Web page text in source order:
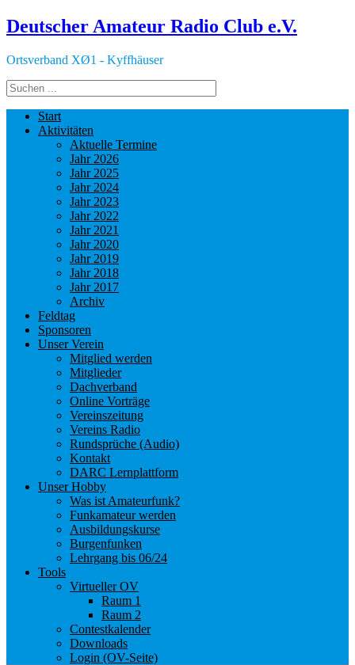
Deutscher Amateur Radio Club e.V.
Ortsverband XØ1 - Kyffhäuser
Start
Aktivitäten
Aktuelle Termine
Jahr 2026
Jahr 2025
Jahr 2024
Jahr 2023
Jahr 2022
Jahr 2021
Jahr 2020
Jahr 2019
Jahr 2018
Jahr 2017
Archiv
Feldtag
Sponsoren
Unser Verein
Mitglied werden
Mitglieder
Dachverband
Online Vorträge
Vereinszeitung
Vereins Radio
Rundsprüche (Audio)
Kontakt
DARC Lernplattform
Unser Hobby
Was ist Amateurfunk?
Funkamateur werden
Ausbildungskurse
Burgenfunken
Lehrgang bis 06/24
Tools
Virtueller OV
Raum 1
Raum 2
Contestkalender
Downloads
Login (OV-Seite)